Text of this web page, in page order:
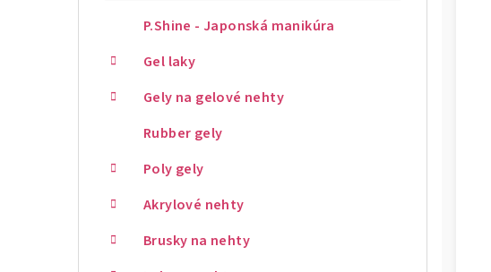
P.Shine - Japonská manikúra
Gel laky
Gely na gelové nehty
Rubber gely
Poly gely
Akrylové nehty
Brusky na nehty